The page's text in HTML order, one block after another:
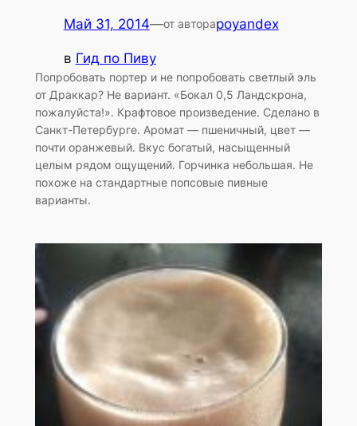
Май 31, 2014—от автораpoyandex
в Гид по Пиву
Попробовать портер и не попробовать светлый эль
от Драккар? Не вариант. «Бокал 0,5 Ландскрона,
пожалуйста!». Крафтовое произведение. Сделано в
Санкт-Петербурге. Аромат — пшеничный, цвет —
почти оранжевый. Вкус богатый, насыщенный
целым рядом ощущений. Горчинка небольшая. Не
похоже на стандартные попсовые пивные
варианты.